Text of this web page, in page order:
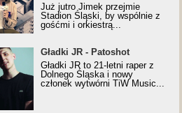
Już jutro Jimek przejmie
Stadion Śląski, by wspólnie z
gośćmi i orkiestrą...
JR - Patoshot
Gładki JR - Patoshot
Gładki JR to 21-letni raper z
Dolnego Śląska i nowy
członek wytwórni TiW Music...